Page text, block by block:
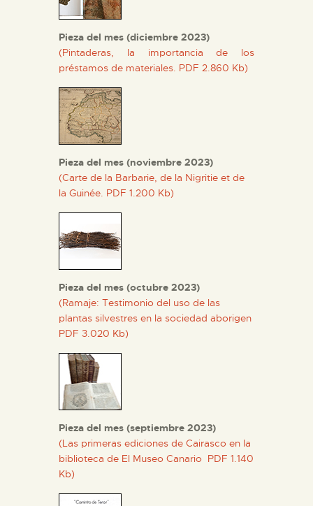
Pieza del mes (diciembre 2023)
(Pintaderas, la importancia de los
préstamos de materiales. PDF 2.860 Kb)
Pieza del mes (noviembre 2023)
(Carte de la Barbarie, de la Nigritie et de
la Guinée. PDF 1.200 Kb)
Pieza del mes (octubre 2023)
(Ramaje: Testimonio del uso de las
plantas silvestres en la sociedad aborigen
PDF 3.020 Kb)
Pieza del mes (septiembre 2023)
(Las primeras ediciones de Cairasco en la
biblioteca de El Museo Canario PDF 1.140
Kb)